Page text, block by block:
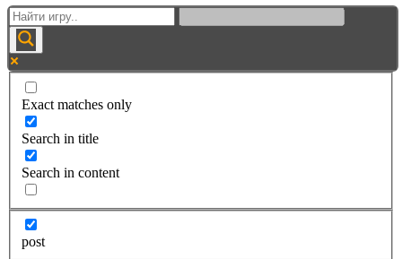
Exact matches only
Search in title
Search in content
post